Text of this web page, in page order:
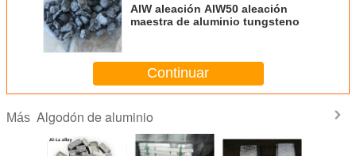
AlW aleación AlW50 aleación
maestra de aluminio tungsteno
Continuar
Más Algodón de aluminio